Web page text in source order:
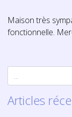
Maison très
fonctionnelle.
Articles